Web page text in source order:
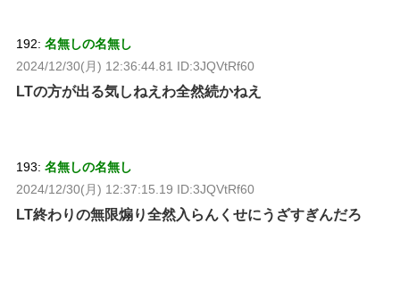
192: 名無しの名無し
2024/12/30(月) 12:36:44.81 ID:3JQVtRf60
LTの方が出る気しねえわ全然続かねえ
193: 名無しの名無し
2024/12/30(月) 12:37:15.19 ID:3JQVtRf60
LT終わりの無限煽り全然入らんくせにうざすぎんだろ